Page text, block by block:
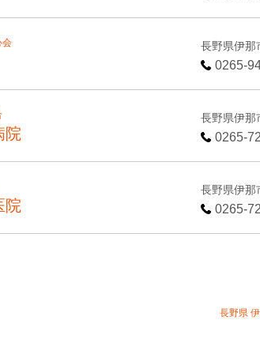
会 長野県伊那
0265-
院
長野県伊那
0265-
院
長野県伊那
0265-
長野県